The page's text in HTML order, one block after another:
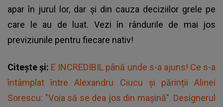
apar în jurul lor, dar și din cauza deciziilor grele pe
care le au de luat. Vezi în rândurile de mai jos
previziunile pentru fiecare nativ!
Citește și: E INCREDIBIL până unde s-a ajuns! Ce s-a
întâmplat între Alexandru Ciucu şi părinții Alinei
Sorescu: "Voia să se dea jos din maşină". Designerul